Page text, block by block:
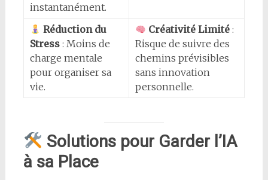
instantanément.
Réduction du
Stress: Moins de
charge mentale
pour organiser sa
vie.
Créativité Limité :
Risque de suivre des
chemins prévisibles
sans innovation
personnelle.
Solutions pour Garder l’IA
à sa Place